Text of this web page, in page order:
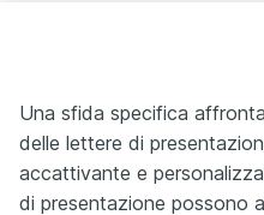
Una sfida specifica
delle lettere di
accattivante e
di presentazione possono